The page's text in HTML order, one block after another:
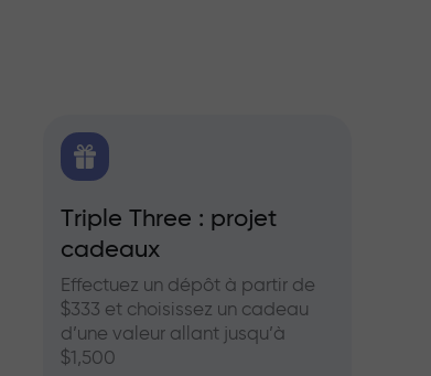
Triple Three : projet
cadeaux
Effectuez un dépôt à partir de
$333 et choisissez un cadeau
d’une valeur allant jusqu’à
$1,500